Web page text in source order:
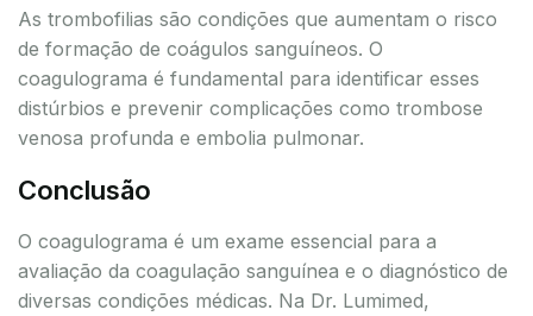
As trombofilias são condições que aumentam o risco
de formação de coágulos sanguíneos. O
coagulograma é fundamental para identificar esses
distúrbios e prevenir complicações como trombose
venosa profunda e embolia pulmonar.
Conclusão
O coagulograma é um exame essencial para a
avaliação da coagulação sanguínea e o diagnóstico de
diversas condições médicas. Na Dr. Lumimed,